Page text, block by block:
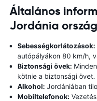
Általános
Jordánia
Sebességkorlátozások:
autópályákon 80 km/h,
Biztonsági övek:
kötnie a biztonsági övet.
Alkohol: Jordániában
Mobiltelefonok: